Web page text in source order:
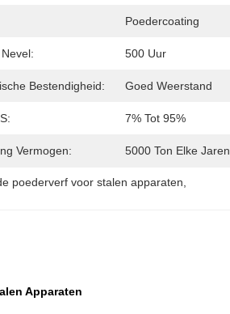
Poedercoating
500 Uur
Bestendigheid: Goed Weerstand
7% Tot 95%
Vermogen: 5000 Ton Elke Jaren
poederverf voor stalen apparaten
Apparaten